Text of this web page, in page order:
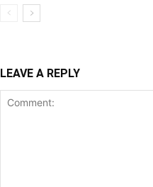
LEAVE A REPLY